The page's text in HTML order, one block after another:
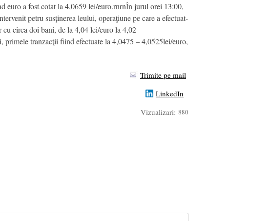
euro a fost cotat la 4,0659 lei/euro.rnrnÎn jurul orei 13:00,
petru susţinerea leului, operaţiune pe care a efectuat-
circa doi bani, de la 4,04 lei/euro la 4,02
primele tranzacţii fiind efectuate la 4,0475 – 4,0525lei/euro,
Trimite pe mail
LinkedIn
Vizualizari: 880